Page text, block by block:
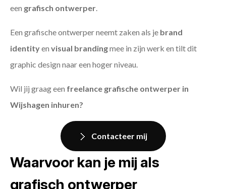
een grafisch ontwerper
Een grafische ontwerper neemt zaken als je brand
identityen visual brandingmee in zijn werk en tilt dit
graphic design naar een hoger niveau.
Wil jij graag een freelance grafische ontwerper in
Wijshagen inhuren?
Contacteer mij
Waarvoor kan je mij als
grafisch ontwerper